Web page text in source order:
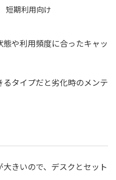
短期利用向け
や利用頻度に合ったキャッ
タイプだと劣化時のメンテ
きいので、デスクとセット